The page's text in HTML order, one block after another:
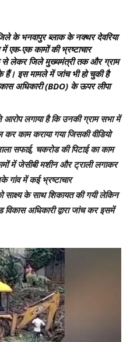
के भनवापुर ब्लाक के नक्थर देवरिया
एक-एक कामों की भ्रष्टाचार
लेकर जिले मुख्यमंत्री तक और ग्राम
इस मामले में जांच भी हो चुकी है
अधिकारी (BDO) के ऊपर लीपा
लगाया है कि उनकी ग्राम सभा में
काम कराया गया जिसकी वीडियो
सफाई, चकरोड की पिटाई का काम
में जेसीबी मशीन और ट्राली लगाकर
गांव में कई भ्रष्टाचार
के साथ शिकायत की गयी लेकिन
अधिकारी द्वारा जांच कर इसमें